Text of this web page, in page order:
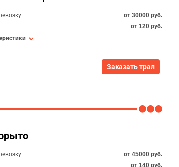
от 30000 руб.
от 120 руб.
Заказать трал
от 45000 руб.
от 140 руб.